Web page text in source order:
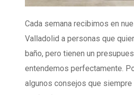
Cada semana recibimos en
Valladolid a personas que
baño, pero tienen un
entendemos perfectamente.
algunos consejos que siempre